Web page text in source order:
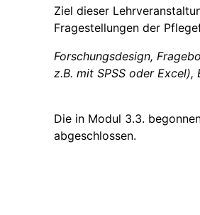
Ziel dieser
Fragestellungen der
Forschungsdesign,
z.B. mit SPSS oder
Die in Modul 3.3.
abgeschlossen.